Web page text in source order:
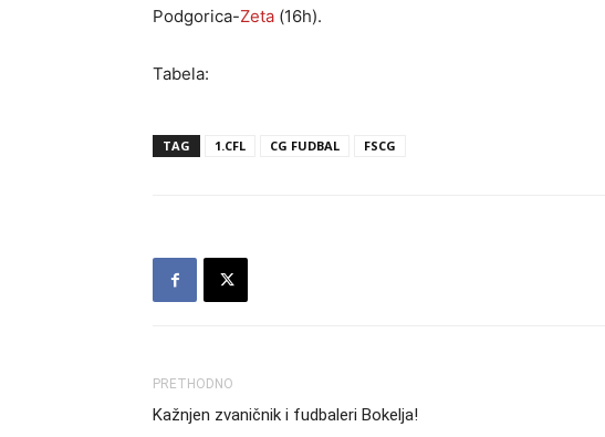
Podgorica-Zeta (16h).
Tabela:
TAG 1.CFL CG FUDBAL FSCG
PRETHODNO
Kažnjen zvaničnik i fudbaleri Bokelja!